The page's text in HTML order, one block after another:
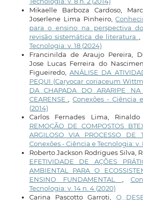
Mikaelle Barboza Cardoso,
Joserlene Lima Pinheiro,
para o ensino na perspectiva
revisão sistemática de literatura ,
Tecnologia: v. 18 (2024)
Francinilda de Araujo Pereira,
Jose Lucas Ferreira do
Figueiredo, ANÁLISE DA
PEQUI (Caryocar coriaceum
DA CHAPADA DO ARARIPE NA
CEARENSE,Conexões - Ciência
(2014)
Carlos Fernades Lima,
REMOÇÃO DE COMPOSTOS
ARGILOSO VIA PROCESSO DE
Conexões - Ciência e Tecnologia: v.
Roberto Jackson Rodrigues Silva,
EFETIVIDADE DE AÇÕES
AMBIENTAL PARA O
ENSINO FUNDAMENTAL ,
Tecnologia: v. 14 n. 4 (2020)
Carina Pascotto Garroti, O